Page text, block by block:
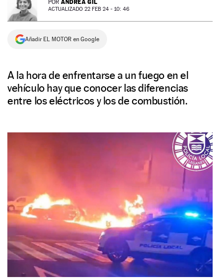
NEWSLETTER
SÍGUENOS
POR ANDREA GIL
ACTUALIZADO 22 FEB 24 - 10: 46
Añadir EL MOTOR en Google
A la hora de enfrentarse a un fuego en el
vehículo hay que conocer las diferencias
entre los eléctricos y los de combustión.